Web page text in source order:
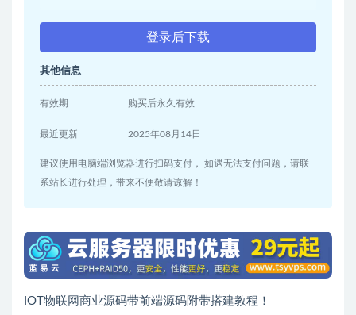
登录后下载
其他信息
有效期 购买后永久有效
最近更新 2025年08月14日
建议使用电脑端浏览器进行扫码支付， 如遇无法支付问题，请联
系站长进行处理，带来不便敬请谅解！
IOT物联网商业源码带前端源码附带搭建教程！